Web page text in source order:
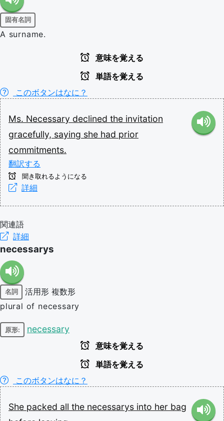
固有名詞
A surname.
意味を覚える
単語を覚える
このボタンはなに？
Ms. Necessary declined the invitation
gracefully, saying she had prior
commitments.
翻訳する
聞き取れるようになる
詳細
関連語
詳細
necessarys
名詞 活用形 複数形
plural of necessary
原形: necessary
意味を覚える
単語を覚える
このボタンはなに？
She packed all the necessarys into her bag